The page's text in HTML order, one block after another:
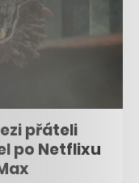
přáteli
po Netflixu